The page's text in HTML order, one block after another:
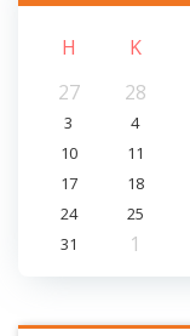
H K
27
28
3
4
10
11
17
18
24
25
31
1